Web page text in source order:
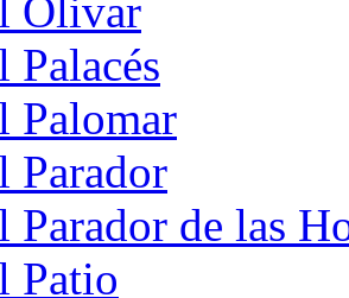
Olivar
Palacés
Palomar
Parador
Parador de las
Patio